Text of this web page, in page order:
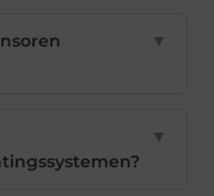
▼
▼